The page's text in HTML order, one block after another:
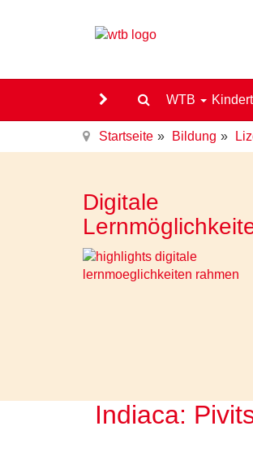
WTB
Startseite Bildung
Digitale
Indiaca: